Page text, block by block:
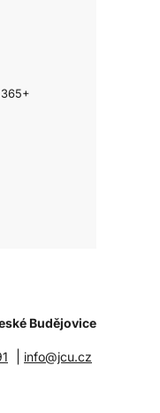
Budějovice
info@jcu.cz